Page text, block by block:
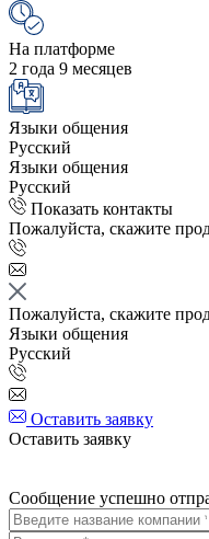
На платформе
2 года 9 месяцев
Языки общения
Русский
Языки общения
Русский
Показать контакты
Пожалуйста, скажите
Пожалуйста, скажите
Языки общения
Русский
Оставить заявку
Оставить заявку
Сообщение успешно